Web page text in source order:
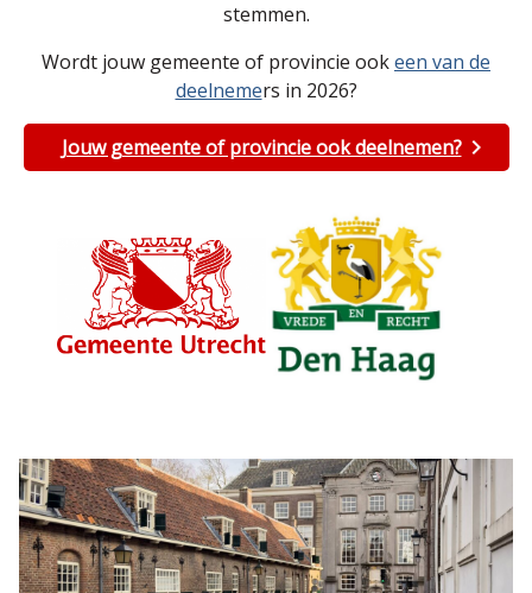
stemmen.
Wordt jouw gemeente of provincie ookeen van de
deelnemers in 2026?
Jouw gemeente of provincie ook deelnemen?